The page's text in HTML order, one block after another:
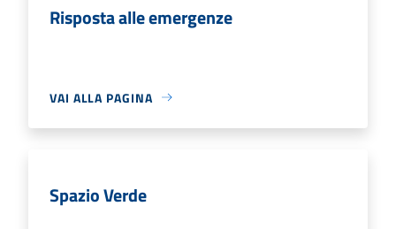
Risposta alle emergenze
VAI ALLA PAGINA
Spazio Verde